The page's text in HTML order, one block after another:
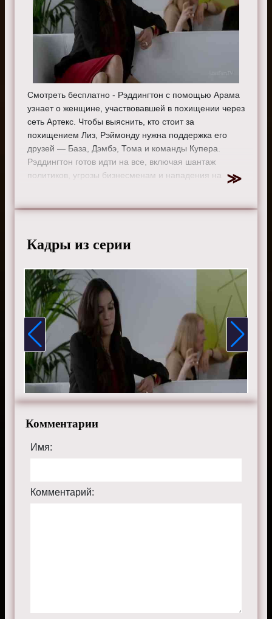
Смотреть бесплатно - Рэддингтон с помощью Арама
узнает о женщине, участвовавшей в похищении через
сеть Артекс. Чтобы выяснить, кто стоит за
похищением Лиз, Рэймонду нужна поддержка его
друзей — База, Дэмбэ, Тома и команды Купера.
Рэддингтон готов идти на все, включая шантаж
политиков, угрозы бизнесменам и нападения на
Режиссер:Эндрю Маккарти
Клаттенхофф, Райан Эгголд, Парминдер Награ и Гарри
Ленникс.
Смотрите онлайн 3 сезон 21 серию «Черный список»
бесплатно в хорошем HD качестве, на телефоне,
планшете, пк или телевизоре на сайте the-blacklist-
tv.ru.
Кадры из серии
Комментарии
Имя:
Комментарий: